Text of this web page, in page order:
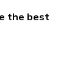
the best